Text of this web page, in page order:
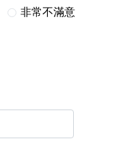
非常不滿意